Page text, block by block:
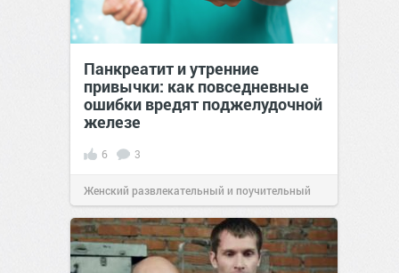
Панкреатит и утренние
привычки: как повседневные
ошибки вредят поджелудочной
железе
6 3
Женский развлекательный и поучительный
сайт.21:4602 май 2026